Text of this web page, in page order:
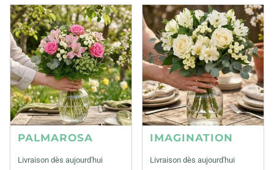
PALMAROSA
Livraison dès aujourd'hui
IMAGINATION
Livraison dès aujourd'hui